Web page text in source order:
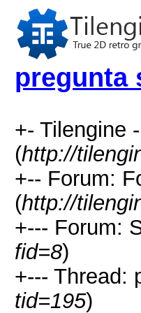
pregunta
+- Tilengine
(http://
+-- Forum:
(http://
+--- Forum:
fid=8)
+--- Thread:
tid=195)